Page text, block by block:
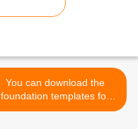
You can download the
foundation templates for
this Mariner's Compass